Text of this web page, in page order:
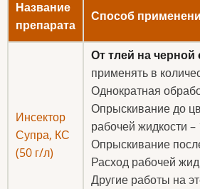
Название
препарата
Способ
Инсектор
Супра, КС
(50 г/л)
От тлей на
применять в
Однократная
Опрыскивание до
рабочей жидкости –
Опрыскивание
Расход рабочей
Другие работы на